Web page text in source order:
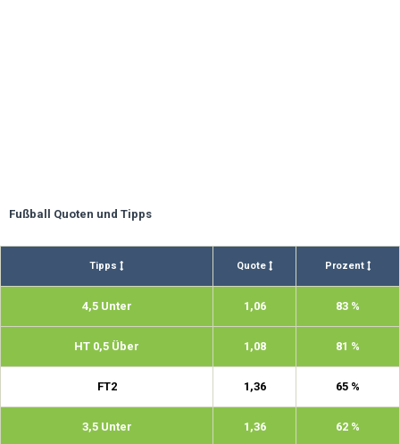
Fußball Quoten und Tipps
Tipps Quote Prozent
4,5 Unter 1,06 83 %
HT 0,5 Über 1,08 81 %
FT2 1,36 65 %
3,5 Unter 1,36 62 %